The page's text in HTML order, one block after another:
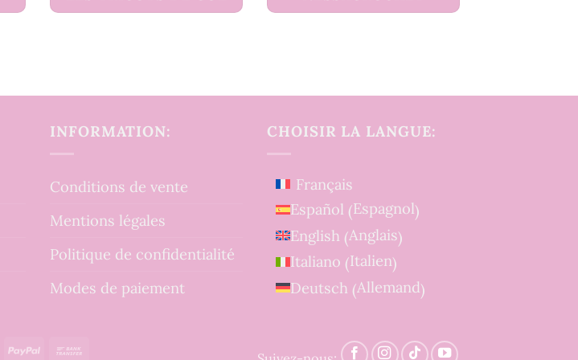
INFORMATION:
Conditions de vente
Mentions légales
Politique de confidentialité
Modes de paiement
CHOISIR LA LANGUE:
Français
Español (Espagnol)
English (Anglais)
Italiano (Italien)
Deutsch (Allemand)
MasterCard
PayPal